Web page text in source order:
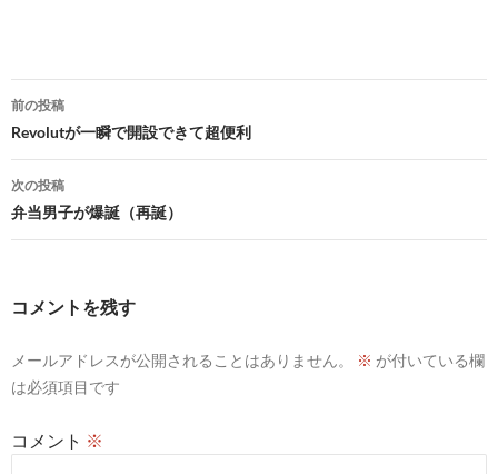
投
稿
ナ
ビ
ゲ
ョ
前の投稿
Revolutが一瞬で開設できて超便利
次の投稿
弁当男子が爆誕（再誕）
コメントを残す
メールアドレスが公開されることはありません。 ※ が付いている欄
は必須項目です
コメント ※